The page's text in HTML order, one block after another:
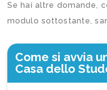
Se hai altre domande,
modulo sottostante,
Come si avvia
Casa dello